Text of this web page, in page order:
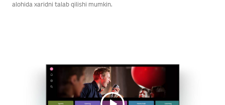
alohida xaridni talab qilishi mumkin.